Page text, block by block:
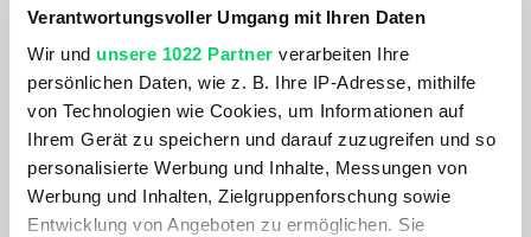
Verantwortungsvoller Umgang mit Ihren Daten
Wir und unsere 1022 Partner verarbeiten Ihre
persönlichen Daten, wie z. B. Ihre IP-Adresse, mithilfe
von Technologien wie Cookies, um Informationen auf
Ihrem Gerät zu speichern und darauf zuzugreifen und so
personalisierte Werbung und Inhalte, Messungen von
Werbung und Inhalten, Zielgruppenforschung sowie
Entwicklung von Angeboten zu ermöglichen. Sie
Arx Plus
99,99 €
Youdrop FF
129,99 €